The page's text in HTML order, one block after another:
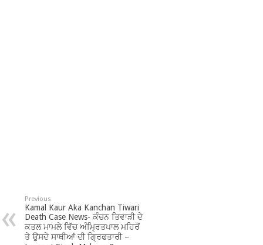
Previous
Kamal Kaur Aka Kanchan Tiwari
Death Case News- ਕੰਚਨ ਤਿਵਾੜੀ ਦੇ
ਕਤਲ ਮਾਮਲੇ ਵਿੱਚ ਅੰਮ੍ਰਿਤਪਾਲ ਮਹਿਰੋਂ
ਤੇ ਉਸਦੇ ਸਾਥੀਆਂ ਦੀ ਗ੍ਰਿਫਤਾਰੀ –